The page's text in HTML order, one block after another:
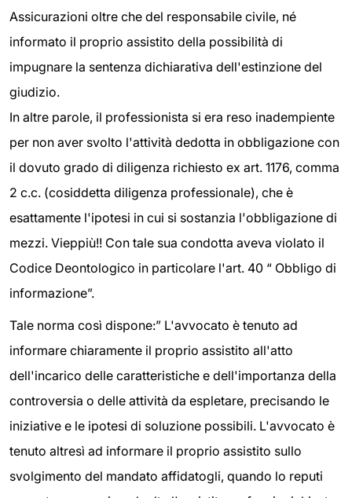
Assicurazioni oltre che del responsabile civile, né
informato il proprio assistito della possibilità di
impugnare la sentenza dichiarativa dell'estinzione del
giudizio.
In altre parole, il professionista si era reso inadempiente
per non aver svolto l'attività dedotta in obbligazione con
il dovuto grado di diligenza richiesto ex art. 1176, comma
2 c.c. (cosiddetta diligenza professionale), che è
esattamente l'ipotesi in cui si sostanzia l'obbligazione di
mezzi. Vieppiù!! Con tale sua condotta aveva violato il
Codice Deontologico in particolare l'art. 40 “ Obbligo di
informazione”.
Tale norma così dispone:” L'avvocato è tenuto ad
informare chiaramente il proprio assistito all'atto
dell'incarico delle caratteristiche e dell'importanza della
controversia o delle attività da espletare, precisando le
iniziative e le ipotesi di soluzione possibili. L'avvocato è
tenuto altresì ad informare il proprio assistito sullo
svolgimento del mandato affidatogli, quando lo reputi